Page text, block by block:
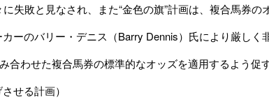
失敗と見なされ、また“金色の旗”計画は、複合馬券の
ーのバリー・デニス（Barry Dennis）氏により厳しく
合わせた複合馬券の標準的なオッズを適用するよう
せる計画）